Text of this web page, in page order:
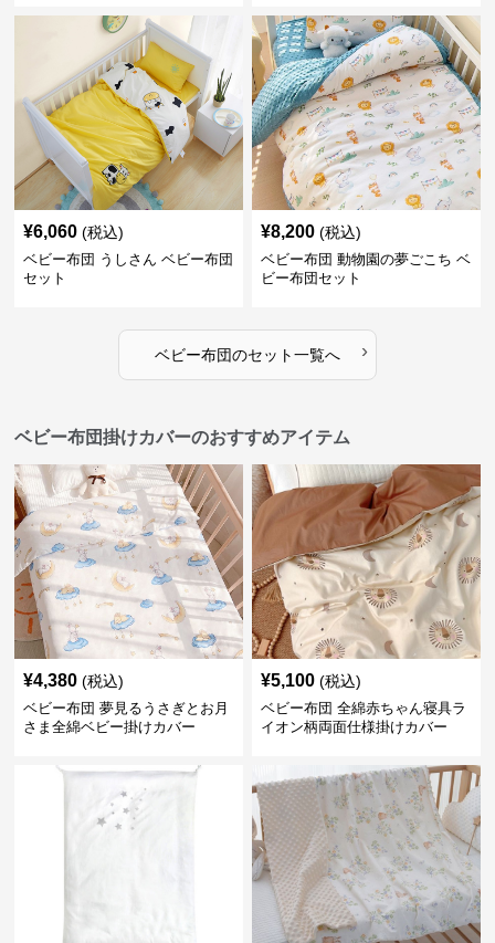
¥6,060 (税込)
ベビー布団 うしさん ベビー布団
セット
¥8,200 (税込)
ベビー布団 動物園の夢ごこち ベ
ビー布団セット
ベビー布団のセット一覧へ ›
ベビー布団掛けカバーのおすすめアイテム
¥4,380 (税込)
ベビー布団 夢見るうさぎとお月
さま全綿ベビー掛けカバー
¥5,100 (税込)
ベビー布団 全綿赤ちゃん寝具ラ
イオン柄両面仕様掛けカバー